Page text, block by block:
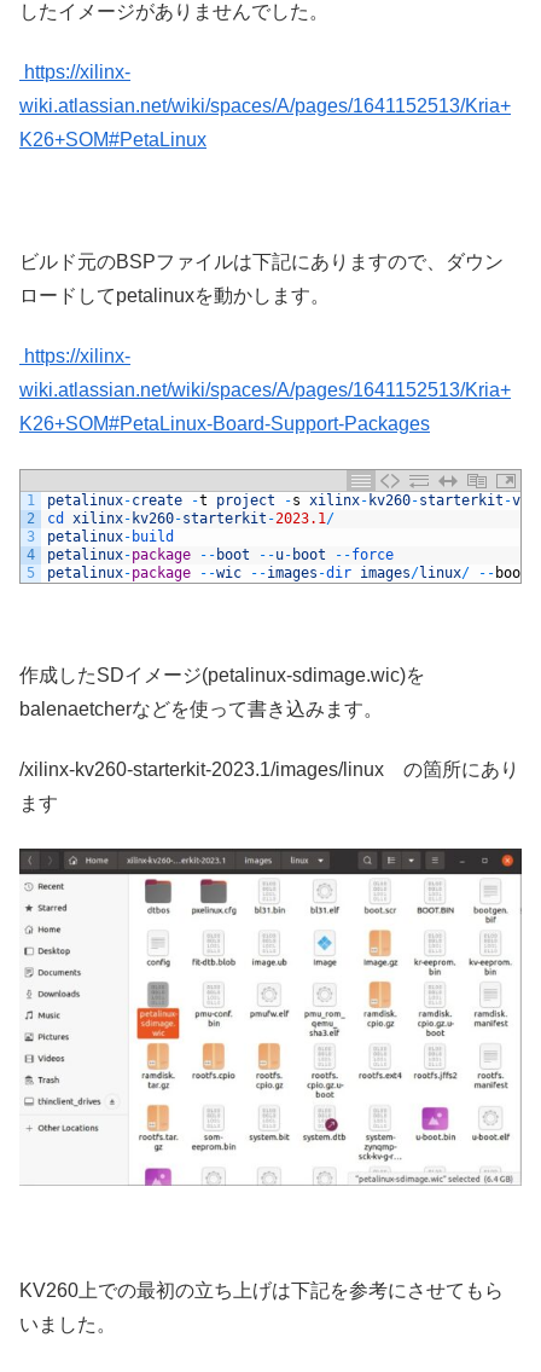
したイメージがありませんでした。
https://xilinx-
wiki.atlassian.net/wiki/spaces/A/pages/1641152513/Kria+
K26+SOM#PetaLinux
ビルド元のBSPファイルは下記にありますので、ダウン
ロードしてpetalinuxを動かします。
https://xilinx-
wiki.atlassian.net/wiki/spaces/A/pages/1641152513/Kria+
K26+SOM#PetaLinux-Board-Support-Packages
1
2
3
4
5
petalinux-create -t project -s xilinx- kv260-starterkit -
cd xilinx- kv260-starterkit -2023.1 /
petalinux- build
petalinux-package -- boot --u- boot --force
petalinux-package --wic --images -dir images/linux/ --
作成したSDイメージ(petalinux-sdimage.wic)を
balenaetcherなどを使って書き込みます。
/xilinx-kv260-starterkit-2023.1/images/linux の箇所にあり
ます
KV260上での最初の立ち上げは下記を参考にさせてもら
いました。